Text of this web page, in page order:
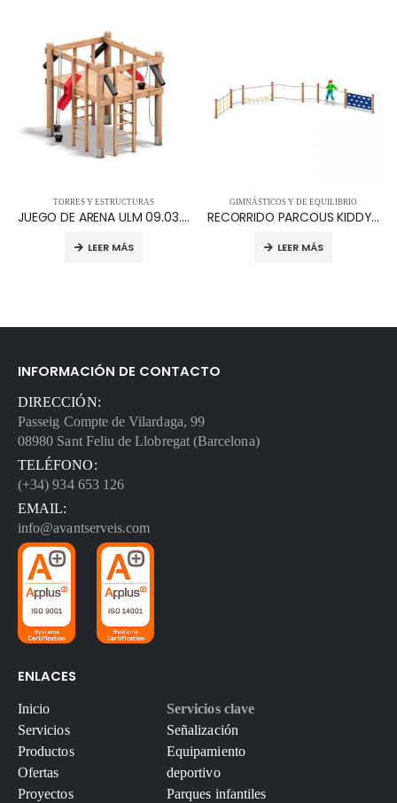
TORRES Y ESTRUCTURAS
JUEGO DE ARENA ULM 09.03.025
LEER MÁS
GIMNÁSTICOS Y DE EQUILIBRIO
RECORRIDO PARCOUS KIDDY 12.07.010
LEER MÁS
INFORMACIÓN DE CONTACTO
DIRECCIÓN:
Passeig Compte de Vilardaga, 99
08980 Sant Feliu de Llobregat (Barcelona)
TELÉFONO:
(+34) 934 653 126
EMAIL:
info@avantserveis.com
ENLACES
Inicio
Servicios
Productos
Ofertas
Proyectos
Servicios clave
Señalización
Equipamiento
deportivo
Parques infantiles